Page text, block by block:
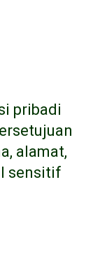
pribadi
alamat,
sensitif